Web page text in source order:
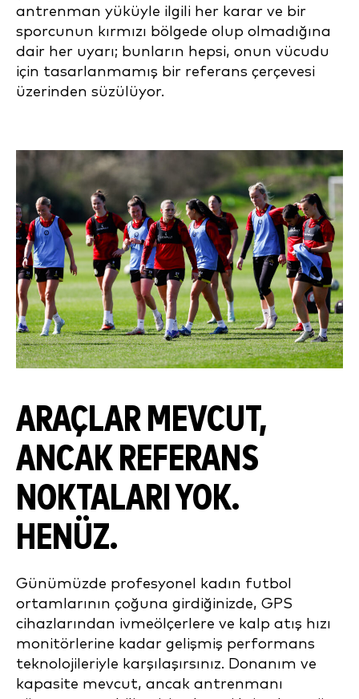
antrenman yüküyle ilgili her karar ve bir
sporcunun kırmızı bölgede olup olmadığına
dair her uyarı; bunların hepsi, onun vücudu
için tasarlanmamış bir referans çerçevesi
üzerinden süzülüyor.
ARAÇLAR MEVCUT,
ANCAK REFERANS
NOKTALARI YOK.
HENÜZ.
Günümüzde profesyonel kadın futbol
ortamlarının çoğuna girdiğinizde, GPS
cihazlarından ivmeölçerlere ve kalp atış hızı
monitörlerine kadar gelişmiş performans
teknolojileriyle karşılaşırsınız. Donanım ve
kapasite mevcut, ancak antrenmanı